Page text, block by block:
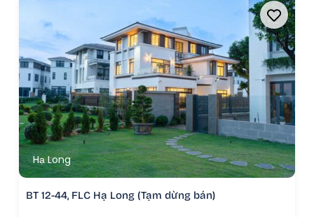
Hạ Long
BT 12-44, FLC Hạ Long (Tạm dừng bán)